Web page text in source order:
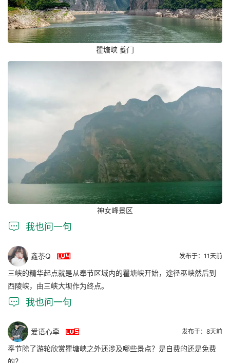
瞿塘峡 夔门
神女峰景区
 我也问一句
鑫茶Q  发布于：11天前
三峡的精华起点就是从奉节区域内的瞿塘峡开始，途径巫峡然后到
西陵峡，由三峡大坝作为终点。
 我也问一句
爱语心牵  发布于：8天前
奉节除了游轮欣赏瞿塘峡之外还涉及哪些景点？是自费的还是免费